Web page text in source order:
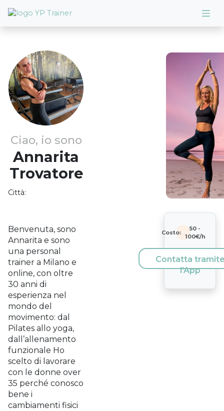
Ciao, io sono
Annarita
Trovatore
Città:
Benvenuta, sono
Annarita e sono
una personal
trainer a Milano e
online, con oltre
30 anni di
esperienza nel
mondo del
movimento: dal
Pilates allo yoga,
dall’allenamento
funzionale Ho
scelto di lavorare
con le donne over
35 perché conosco
bene i
cambiamenti fisici
Costo:
50 -
100€/h
Contatta
l'App